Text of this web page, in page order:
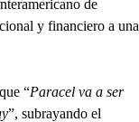
de
y financiero a una
“Paracel va a ser
”, subrayando el